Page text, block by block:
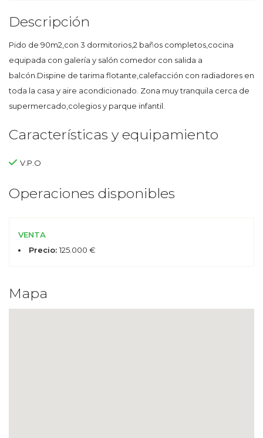
Descripción
Pido de 90m2,con 3 dormitorios,2 baños completos,cocina
equipada con galería y salón comedor con salida a
balcón.Dispine de tarima flotante,calefacción con radiadores en
toda la casa y aire acondicionado. Zona muy tranquila cerca de
supermercado,colegios y parque infantil.
Características y equipamiento
V.P.O
Operaciones disponibles
VENTA
Precio: 125.000 €
Mapa